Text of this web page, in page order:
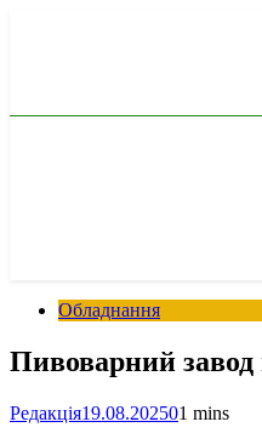
Обладнання
Пивоварний завод
Редакція19.08.202501 mins